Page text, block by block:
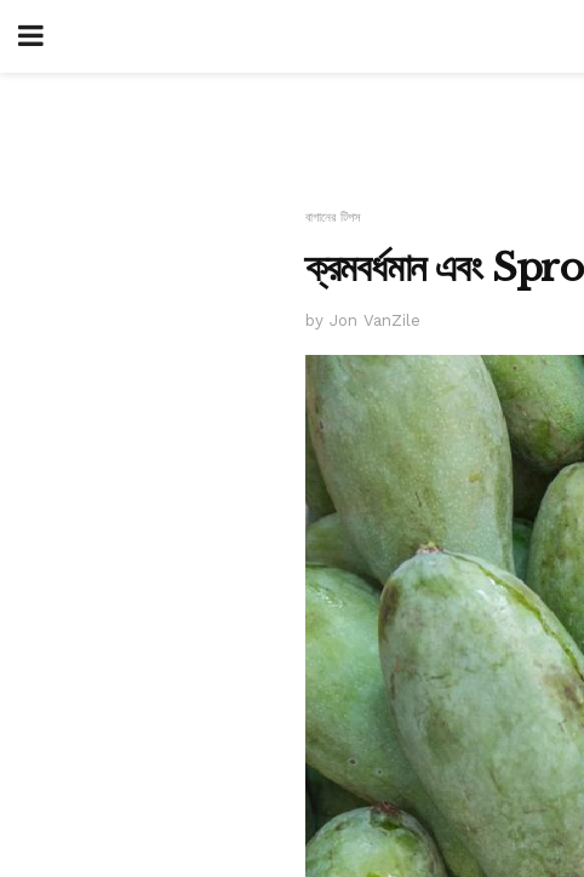
বাগানের টিপস
ক্রমবর্ধমান এবং
by Jon VanZile